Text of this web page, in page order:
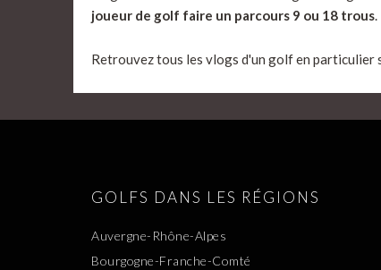
joueur de golf faire un parcours 9 ou 18 trous.
Retrouvez tous les vlogs d'un golf en particulier
GOLFS DANS LES RÉGIONS
Auvergne-Rhône-Alpes
Bourgogne-Franche-Comté